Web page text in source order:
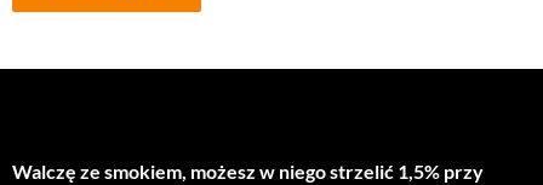
Walczę ze smokiem, możesz w niego strzelić 1,5% przy